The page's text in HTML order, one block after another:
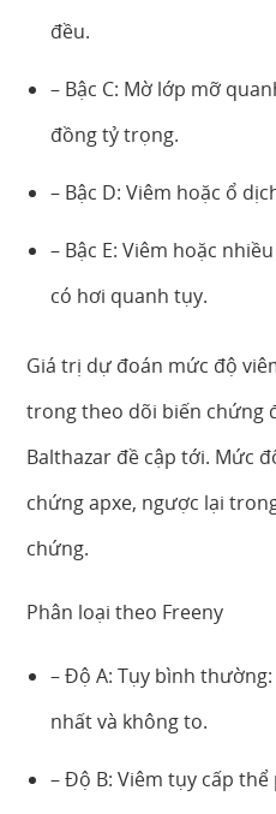
đều.
– Bậc C: Mờ lớp mỡ
đồng tỷ trọng.
– Bậc D: Viêm hoặc ổ
– Bậc E: Viêm hoặc
có hơi quanh tụy.
Giá trị dự đoán mức độ
trong theo dõi biến chứng
Balthazar đề cập tới. Mức
chứng apxe, ngược lại
chứng.
Phân loại theo Freeny
– Độ A: Tụy bình
nhất và không to.
– Độ B: Viêm tụy cấp